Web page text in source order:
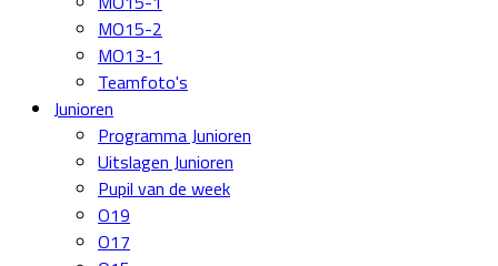
MO15-2
MO13-1
Teamfoto's
Junioren
Programma Junioren
Uitslagen Junioren
Pupil van de week
O19
O17